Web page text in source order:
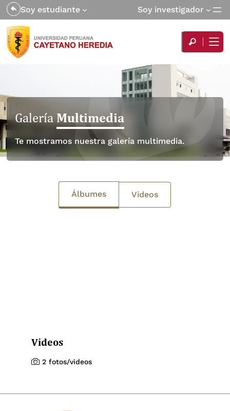
Soy estudiante Soy investigador
GaleríaMultimedia
Te mostramos nuestra galería multimedia.
Álbumes Videos
Videos
2 fotos/videos